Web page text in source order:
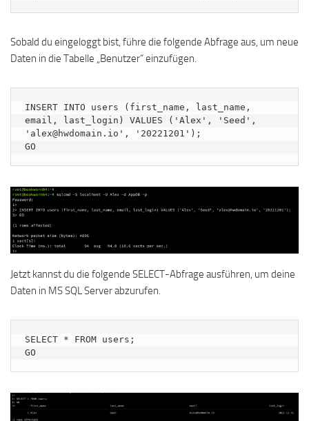
Sobald du eingeloggt bist, führe die folgende Abfrage aus, um neue
Daten in die Tabelle „Benutzer“ einzufügen.
INSERT INTO users (first_name, last_name,
email, last_login) VALUES ('Alex', 'Seed',
'alex@hwdomain.io', '20221201');
GO
Jetzt kannst du die folgende SELECT-Abfrage ausführen, um deine
Daten in MS SQL Server abzurufen.
SELECT * FROM users;
GO